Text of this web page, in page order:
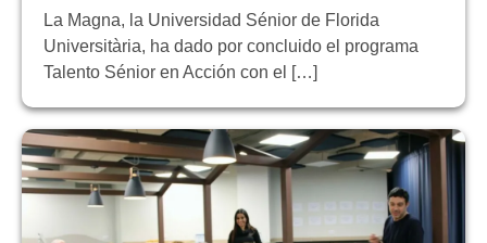
La Magna, la Universidad Sénior de Florida
Universitària, ha dado por concluido el programa
Talento Sénior en Acción con el […]